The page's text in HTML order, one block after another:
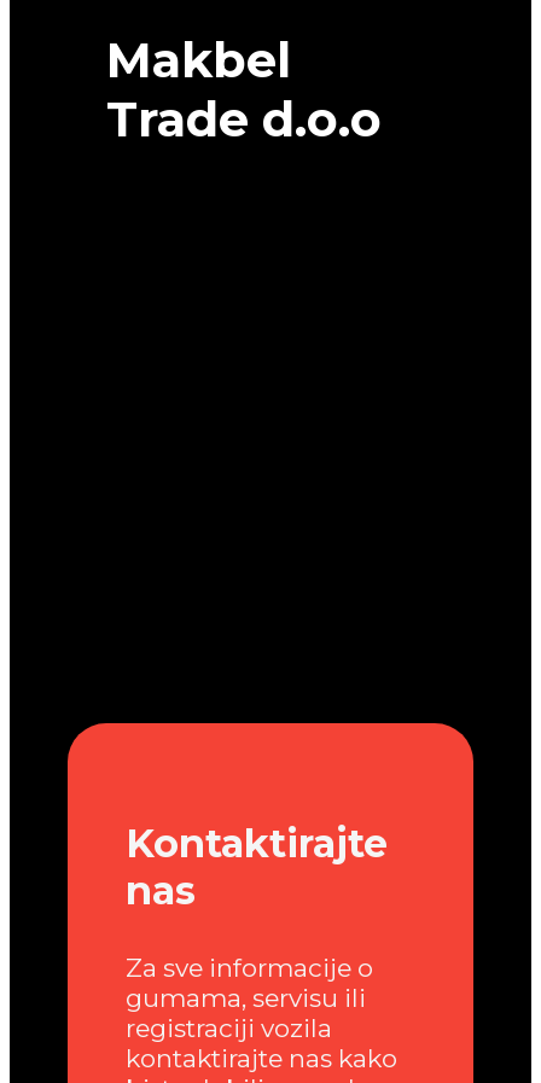
Makbel
Trade d.o.o
Kontaktirajte
nas
Za sve informacije o
gumama, servisu ili
registraciji vozila
kontaktirajte nas kako